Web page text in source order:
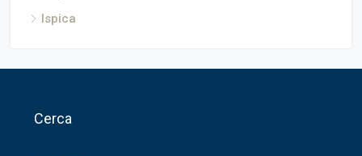
Ispica
Cerca